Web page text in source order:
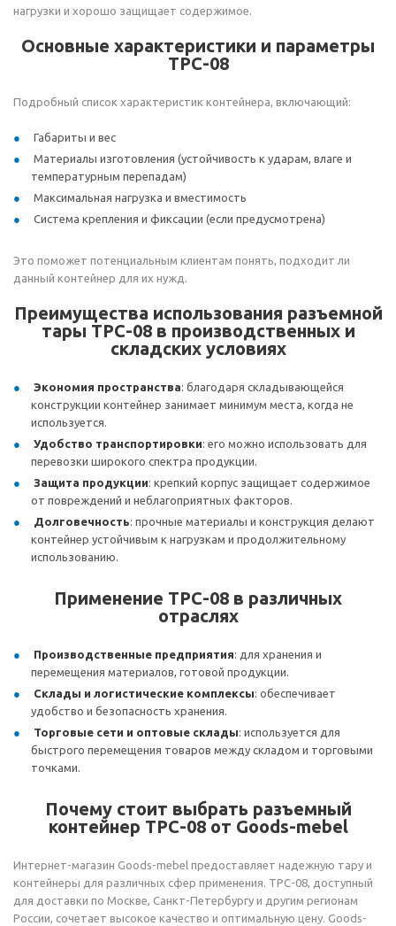
нагрузки и хорошо защищает содержимое.
Основные характеристики и параметры
ТРС-08
Подробный список характеристик контейнера, включающий:
Габариты и вес
Материалы изготовления (устойчивость к ударам, влаге и
температурным перепадам)
Максимальная нагрузка и вместимость
Система крепления и фиксации (если предусмотрена)
Это поможет потенциальным клиентам понять, подходит ли
данный контейнер для их нужд.
Преимущества использования разъемной
тары ТРС-08 в производственных и
складских условиях
Экономия пространства: благодаря складывающейся
конструкции контейнер занимает минимум места, когда не
используется.
Удобство транспортировки: его можно использовать для
перевозки широкого спектра продукции.
Защита продукции: крепкий корпус защищает содержимое
от повреждений и неблагоприятных факторов.
Долговечность: прочные материалы и конструкция делают
контейнер устойчивым к нагрузкам и продолжительному
использованию.
Применение ТРС-08 в различных
отраслях
Производственные предприятия: для хранения и
перемещения материалов, готовой продукции.
Склады и логистические комплексы: обеспечивает
удобство и безопасность хранения.
Торговые сети и оптовые склады: используется для
быстрого перемещения товаров между складом и торговыми
точками.
Почему стоит выбрать разъемный
контейнер ТРС-08 от Goods-mebel
Интернет-магазин Goods-mebel предоставляет надежную тару и
контейнеры для различных сфер применения. ТРС-08, доступный
для доставки по Москве, Санкт-Петербургу и другим регионам
России, сочетает высокое качество и оптимальную цену. Goods-